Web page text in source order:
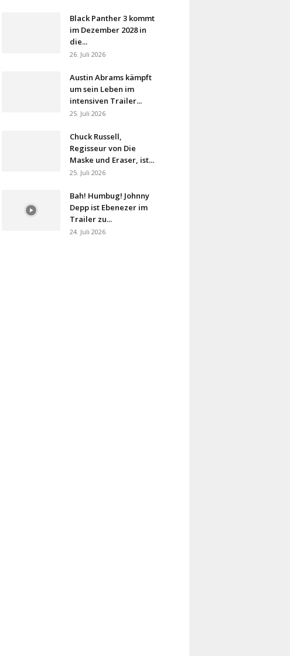
Black Panther 3 kommt
im Dezember 2028 in
die...
26. Juli 2026
Austin Abrams kämpft
um sein Leben im
intensiven Trailer...
25. Juli 2026
Chuck Russell,
Regisseur von Die
Maske und Eraser, ist...
25. Juli 2026
Bah! Humbug! Johnny
Depp ist Ebenezer im
Trailer zu...
24. Juli 2026